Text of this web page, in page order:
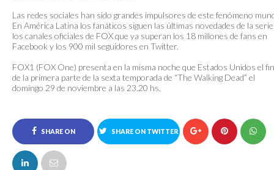
Las redes sociales han sido grandes impulsores de este fenómeno
En América Latina los fanáticos siguen las últimas novedades de la
los canales oficiales de FOX que ya superan los 18 millones de fans en
Facebook y los 900 mil seguidores en Twitter.
FOX1 (FOX One) presenta en la misma noche que Estados Unidos el
de la primera parte de la sexta temporada de “The Walking Dead” el
domingo 29 de noviembre a las 23.20 hs.
SHARE ON
FACEBOOK
SHARE ON TWITTER